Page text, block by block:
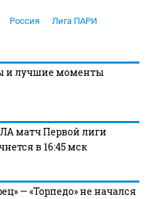
Россия
Лига ПАРИ
и лучшие моменты
матч Первой лиги
в 16:45 мск
— «Торпедо» не начался